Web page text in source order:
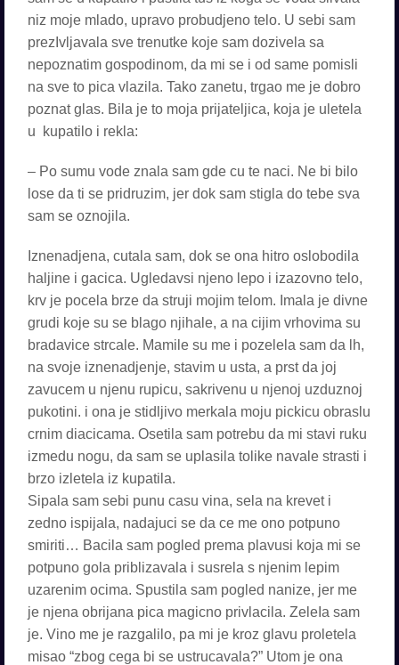
niz moje mlado, upravo probudjeno telo. U sebi sam
prezIvljavala sve trenutke koje sam dozivela sa
nepoznatim gospodinom, da mi se i od same pomisli
na sve to pica vlazila. Tako zanetu, trgao me je dobro
poznat glas. Bila je to moja prijateljica, koja je uletela
u kupatilo i rekla:
– Po sumu vode znala sam gde cu te naci. Ne bi bilo
lose da ti se pridruzim, jer dok sam stigla do tebe sva
sam se oznojila.
Iznenadjena, cutala sam, dok se ona hitro oslobodila
haljine i gacica. Ugledavsi njeno lepo i izazovno telo,
krv je pocela brze da struji mojim telom. Imala je divne
grudi koje su se blago njihale, a na cijim vrhovima su
bradavice strcale. Mamile su me i pozelela sam da lh,
na svoje iznenadjenje, stavim u usta, a prst da joj
zavucem u njenu rupicu, sakrivenu u njenoj uzduznoj
pukotini. i ona je stidljivo merkala moju pickicu obraslu
crnim diacicama. Osetila sam potrebu da mi stavi ruku
izmedu nogu, da sam se uplasila tolike navale strasti i
brzo izletela iz kupatila.
Sipala sam sebi punu casu vina, sela na krevet i
zedno ispijala, nadajuci se da ce me ono potpuno
smiriti… Bacila sam pogled prema plavusi koja mi se
potpuno gola priblizavala i susrela s njenim lepim
uzarenim ocima. Spustila sam pogled nanize, jer me
je njena obrijana pica magicno privlacila. ZeleIa sam
je. Vino me je razgalilo, pa mi je kroz glavu proletela
misao “zbog cega bi se ustrucavala?” Utom je ona